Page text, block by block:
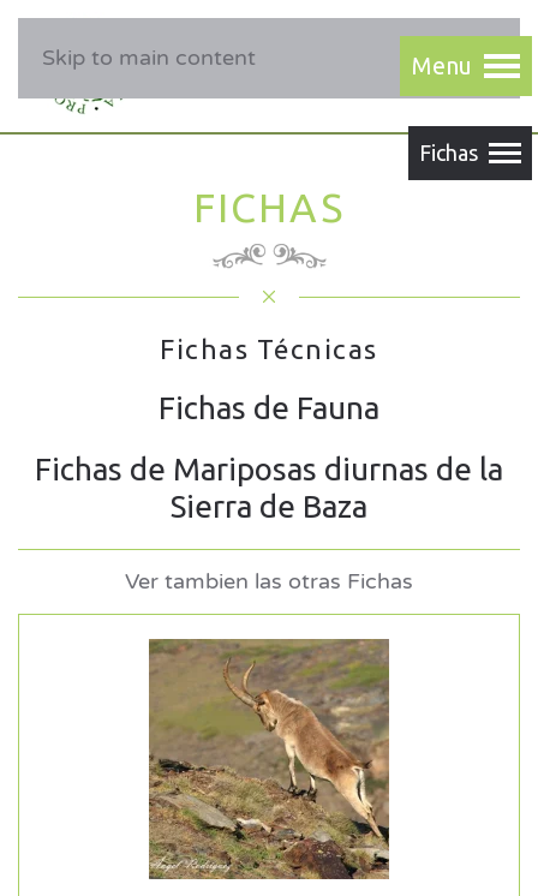
Skip to main content
FICHAS
Fichas Técnicas
Fichas de Fauna
Fichas de Mariposas diurnas de la
Sierra de Baza
Ver tambien las otras Fichas